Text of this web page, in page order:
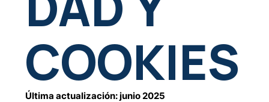
COOKIES
Última actualización: junio 2025